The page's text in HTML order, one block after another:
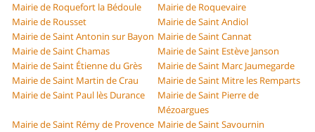
Mairie de Roquefort la Bédoule
Mairie de Roquevaire
Mairie de Rousset
Mairie de Saint Andiol
Mairie de Saint Antonin sur Bayon Mairie de Saint Cannat
Mairie de Saint Chamas
Mairie de Saint Estève Janson
Mairie de Saint Étienne du Grès
Mairie de Saint Marc Jaumegarde
Mairie de Saint Martin de Crau
Mairie de Saint Mitre les Remparts
Mairie de Saint Paul lès Durance
Mairie de Saint Pierre de
Mézoargues
Mairie de Saint Rémy de Provence Mairie de Saint Savournin